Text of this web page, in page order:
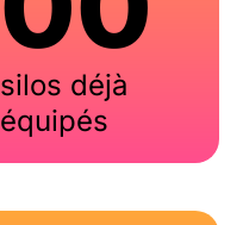
silos déjà
équipés